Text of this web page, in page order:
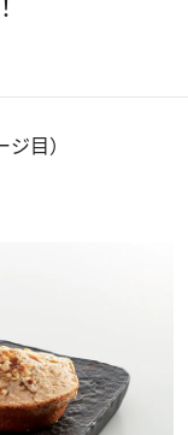
目）